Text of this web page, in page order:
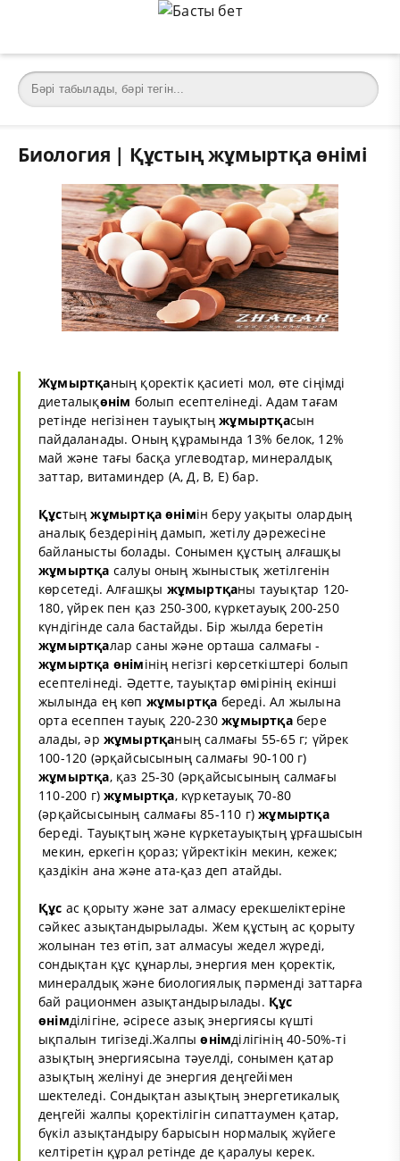
Биология | Құстың жұмыртқа өнімі
Жұмыртқаның қоректік қасиеті мол, өте сіңімді
диеталықөнім болып есептелінеді. Адам тағам
ретінде негізінен тауықтыңжұмыртқасын
пайдаланады. Оның құрамында 13% белок, 12%
май және тағы басқа углеводтар, минералдық
заттар, витаминдер (А, Д, В, Е) бар.
Құстыңжұмыртқа өнімін беру уақыты олардың
аналық бездерінің дамып, жетілу дәрежесіне
байланысты болады. Сонымен құстың алғашқы
жұмыртқа салуы оның жыныстық жетілгенін
көрсетеді. Алғашқы жұмыртқаны тауықтар 120-
180, үйрек пен қаз 250-300, күркетауық 200-250
күндігінде сала бастайды. Бір жылда беретін
жұмыртқалар саны және орташа салмағы ­
жұмыртқа өнімінің негізгі көрсеткіштері болып
есептелінеді. Әдетте, тауықтар өмірінің екінші
жылында ең көп жұмыртқа береді. Ал жылына
орта есеппен тауық 220-230жұмыртқабере
алады, әр жұмыртқаның салмағы 55-65 г; үйрек
100-120 (әрқайсысының салмағы 90-100 г)
жұмыртқа, қаз 25-30 (әрқайсысының салмағы
110-200 г)жұмыртқа, күркетауық 70-80
(әрқайсысының салмағы 85-110 г)жұмыртқа
береді. Тауықтың және күркетауықтың ұрғашысын
­ мекин, еркегін қораз; үйректікін мекин, кежек;
қаздікін ана және ата-қаз деп атайды.
Құс ас қорыту және зат алмасу ерекшеліктеріне
сәйкес азықтандырылады. Жем құстың ас қорыту
жолынан тез өтіп, зат алмасуы жедел жүреді,
сондықтан құс құнарлы, энергия мен қоректік,
минералдық және биологиялық пәрменді заттарға
бай рационмен азықтандырылады. Құс
өнімділігіне, әсіресе азық энергиясы күшті
ықпалын тигізеді.Жалпыөнімділігінің 40-50%-ті
азықтың энергиясына тәуелді, сонымен қатар
азықтың желінуі де энергия деңгейімен
шектеледі. Сондықтан азықтың энергетикалық
деңгейі жалпы қоректілігін сипаттаумен қатар,
бүкіл азықтандыру барысын нормалық жүйеге
келтіретін құрал ретінде де қаралуы керек.